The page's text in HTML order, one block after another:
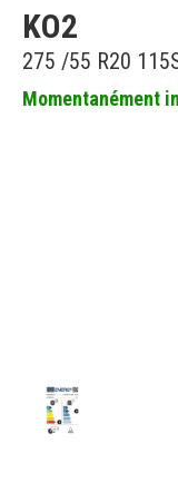
KO2
275 /55 R20
Momentanément